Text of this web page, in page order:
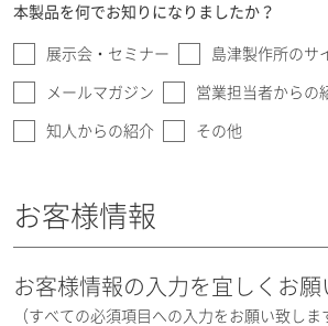
本製品を何でお知りになりましたか？
展示会・セミナー 島津製作所のサ
メールマガジン 営業担当者からの
知人からの紹介 その他
お客様情報
お客様情報の入力を宜しくお願
（すべての必須項目への入力をお願い致しま